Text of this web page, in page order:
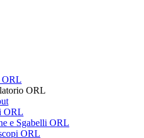
ORL
ORL
ORL
e Sgabelli ORL
ORL